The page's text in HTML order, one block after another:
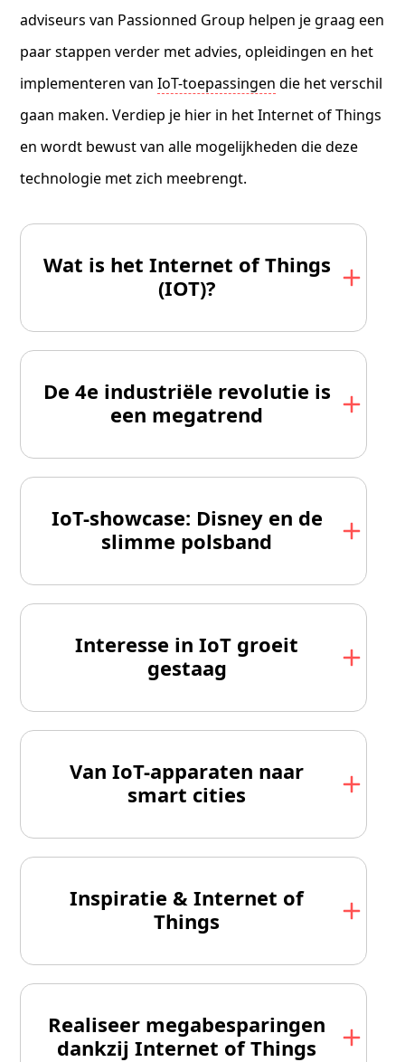
adviseurs van Passionned Group helpen je graag een
paar stappen verder met advies, opleidingen en het
implementeren vanIoT-toepassingen die het verschil
gaan maken. Verdiep je hier in het Internet of Things
en wordt bewust van alle mogelijkheden die deze
technologie met zich meebrengt.
Wat is het Internet of Things
(IOT)?
De 4e industriële revolutie is
een megatrend
IoT-showcase: Disney en de
slimme polsband
Interesse in IoT groeit
gestaag
Van IoT-apparaten naar
smart cities
Inspiratie & Internet of
Things
Realiseer megabesparingen
dankzij Internet of Things